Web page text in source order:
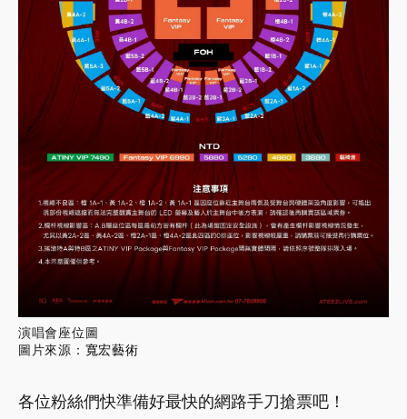
演唱會座位圖
圖片來源： 寬宏藝術
各位粉絲們快準備好最快的網路手刀搶票吧！